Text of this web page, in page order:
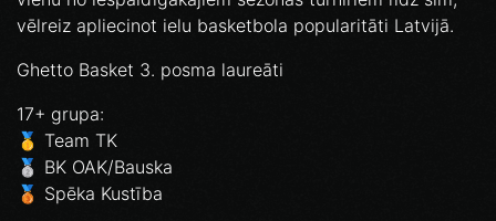
vēlreiz apliecinot ielu basketbola popularitāti Latvijā.
Ghetto Basket 3. posma laureāti
17+ grupa:
🥇 Team TK
🥈 BK OAK/Bauska
🥉 Spēka Kustība